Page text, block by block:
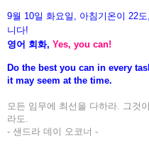
9월 10일 화요 일, 아침기온이 22도
니다!
영어 회화, Yes, you can!
Do the best you can in every
it may seem at the time.
모든 임무에 최선을 다하라. 그것
라도.
- 샌드라 데이 오코너 -